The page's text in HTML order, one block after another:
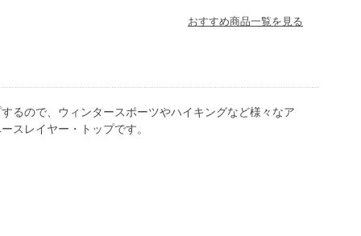
おすすめ商品一覧を見る
るので、ウィンタースポーツやハイキングなど様々なア
スレイヤー・トップです。